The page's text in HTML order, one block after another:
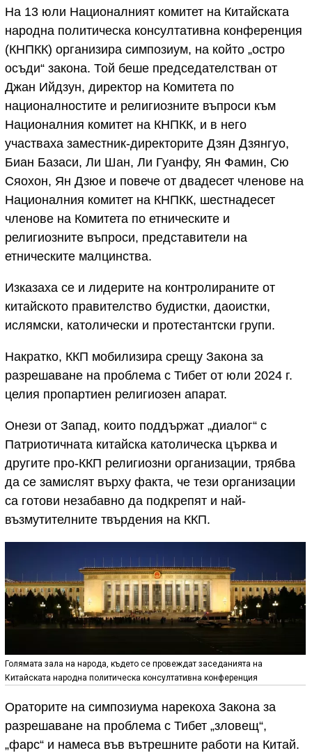
На 13 юли Националният комитет на Китайската
народна политическа консултативна конференция
(КНПКК) организира симпозиум, на който „остро
осъди“ закона. Той беше председателстван от
Джан Ийдзун, директор на Комитета по
националностите и религиозните въпроси към
Националния комитет на КНПКК, и в него
участваха заместник-директорите Дзян Дзянгуо,
Биан Базаси, Ли Шан, Ли Гуанфу, Ян Фамин, Сю
Сяохон, Ян Дзюе и повече от двадесет членове на
Националния комитет на КНПКК, шестнадесет
членове на Комитета по етническите и
религиозните въпроси, представители на
етническите малцинства.
Изказаха се и лидерите на контролираните от
китайското правителство будистки, даоистки,
ислямски, католически и протестантски групи.
Накратко, ККП мобилизира срещу Закона за
разрешаване на проблема с Тибет от юли 2024 г.
целия пропартиен религиозен апарат.
Онези от Запад, които поддържат „диалог“ с
Патриотичната китайска католическа църква и
другите про-ККП религиозни организации, трябва
да се замислят върху факта, че тези организации
са готови незабавно да подкрепят и най-
възмутителните твърдения на ККП.
Голямата зала на народа, където се провеждат заседанията на
Китайската народна политическа консултативна конференция
Ораторите на симпозиума нарекоха Закона за
разрешаване на проблема с Тибет „зловещ“,
„фарс“ и намеса във вътрешните работи на Китай.